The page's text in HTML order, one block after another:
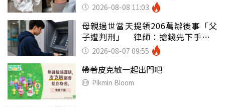
2026-08-08 11:03
母親過世當天提領206萬辦後事「父
子遭判刑」 律師：搶錢先下手是
罪 2026-08-07 09:55
帶著皮克敏一起出門吧
Pikmin Bloom